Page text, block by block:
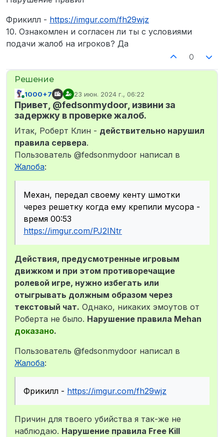
Фрикилл - https://imgur.com/fh29wjz
10. Ознакомлен и согласен ли ты с условиями
подачи жалоб на игроков? Да
0
В сети
1000+7 23 июн. 2024 г., 06:22
отредактировано
Привет, @fedsonmydoor, извини за
задержку в проверке жалоб.
Итак, Роберт Клин - действительно нарушил
правила сервера.
Пользователь @fedsonmydoor написал в
Жалоба:
Механ, передал своему кенту шмотки
через решетку когда ему крепили мусора -
время 00:53
https://imgur.com/PJ2INtr
Действия, предусмотренные игровым
движком и при этом противоречащие
ролевой игре, нужно избегать или
отыгрывать должным образом через
текстовый чат. Однако, никаких эмоутов от
Роберта не было. Нарушение правила Mehan
доказано.
Пользователь @fedsonmydoor написал в
Жалоба:
Фрикилл - https://imgur.com/fh29wjz
Причин для твоего убийства я так-же не
наблюдаю. Нарушение правила Free Kill